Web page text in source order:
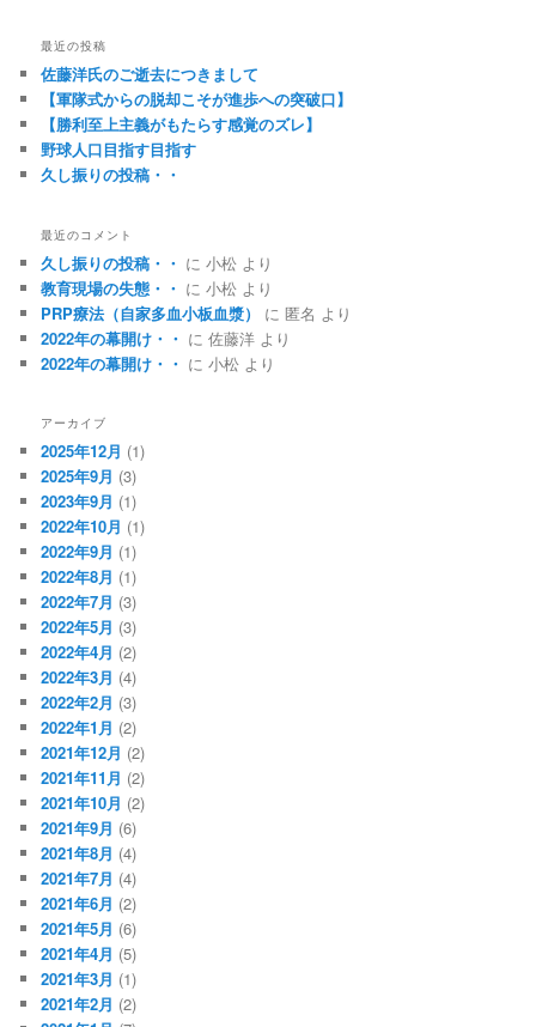
最近の投稿
佐藤洋氏のご逝去につきまして
【軍隊式からの脱却こそが進歩への突破口】
【勝利至上主義がもたらす感覚のズレ】
野球人口目指す目指す
久し振りの投稿・・
最近のコメント
久し振りの投稿・・ に小松 より
教育現場の失態・・ に小松 より
PRP療法（自家多血小板血漿）
に匿名 より
2022年の幕開け・・ に佐藤洋 より
2022年の幕開け・・ に小松 より
アーカイブ
2025年12月 (1)
2025年9月 (3)
2023年9月 (1)
2022年10月 (1)
2022年9月 (1)
2022年8月 (1)
2022年7月 (3)
2022年5月 (3)
2022年4月 (2)
2022年3月 (4)
2022年2月 (3)
2022年1月 (2)
2021年12月 (2)
2021年11月 (2)
2021年10月 (2)
2021年9月 (6)
2021年8月 (4)
2021年7月 (4)
2021年6月 (2)
2021年5月 (6)
2021年4月 (5)
2021年3月 (1)
2021年2月 (2)